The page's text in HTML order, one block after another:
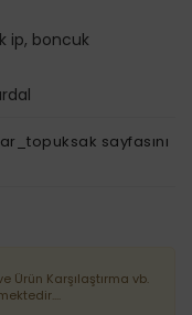
ip, boncuk
sayfasını
Ürün Karşılaştırma vb.